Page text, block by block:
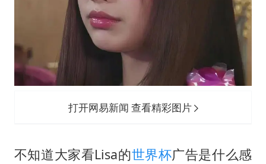
打开网易新闻 查看精彩图片
不知道大家看Lisa的世界杯广告是什么感